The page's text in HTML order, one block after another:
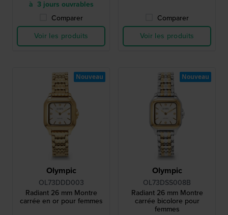
à 3 jours ouvrables
Comparer
Voir les produits
Comparer
Voir les produits
Olympic
OL73DDD003
Radiant 26 mm Montre
carrée en or pour femmes
Nouveau
Olympic
OL73DSS008B
Radiant 26 mm Montre
carrée bicolore pour
femmes
Nouveau